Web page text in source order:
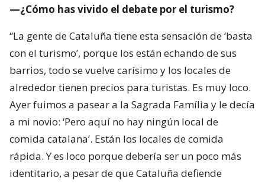
—¿Cómo has vivido el debate por el turismo?
“La gente de Cataluña tiene esta sensación de ‘basta
con el turismo’, porque los están echando de sus
barrios, todo se vuelve carísimo y los locales de
alrededor tienen precios para turistas. Es muy loco.
Ayer fuimos a pasear a la Sagrada Família y le decía
a mi novio: ‘Pero aquí no hay ningún local de
comida catalana’. Están los locales de comida
rápida. Y es loco porque debería ser un poco más
identitario, a pesar de que Cataluña defiende